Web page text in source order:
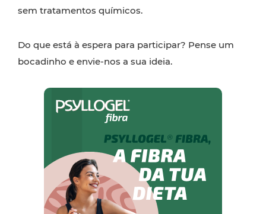
sem tratamentos químicos.
Do que está à espera para participar? Pense um
bocadinho e envie-nos a sua ideia.